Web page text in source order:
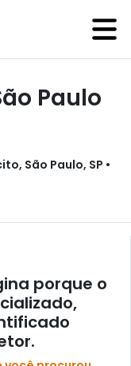
Paulo
São Paulo, SP •
porque o